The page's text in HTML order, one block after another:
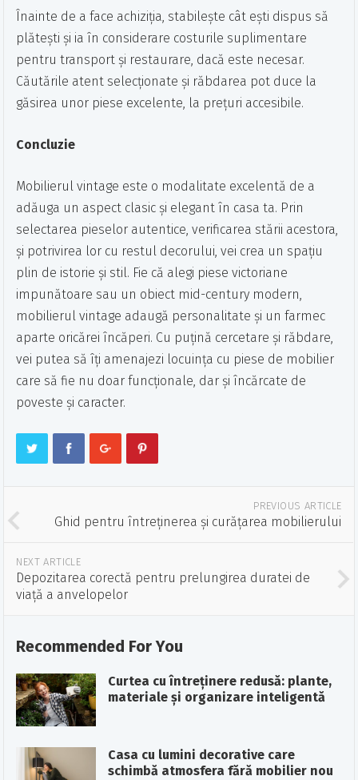
Înainte de a face achiziția, stabilește cât ești dispus să
plătești și ia în considerare costurile suplimentare
pentru transport și restaurare, dacă este necesar.
Căutările atent selecționate și răbdarea pot duce la
găsirea unor piese excelente, la prețuri accesibile.
Concluzie
Mobilierul vintage este o modalitate excelentă de a
adăuga un aspect clasic și elegant în casa ta. Prin
selectarea pieselor autentice, verificarea stării acestora,
și potrivirea lor cu restul decorului, vei crea un spațiu
plin de istorie și stil. Fie că alegi piese victoriane
impunătoare sau un obiect mid-century modern,
mobilierul vintage adaugă personalitate și un farmec
aparte oricărei încăperi. Cu puțină cercetare și răbdare,
vei putea să îți amenajezi locuința cu piese de mobilier
care să fie nu doar funcționale, dar și încărcate de
poveste și caracter.
PREVIOUS ARTICLE
Ghid pentru întreținerea și curățarea mobilierului
NEXT ARTICLE
Depozitarea corectă pentru prelungirea duratei de
viață a anvelopelor
Recommended For You
Curtea cu întreținere redusă: plante,
materiale și organizare inteligentă
Casa cu lumini decorative care
schimbă atmosfera fără mobilier nou